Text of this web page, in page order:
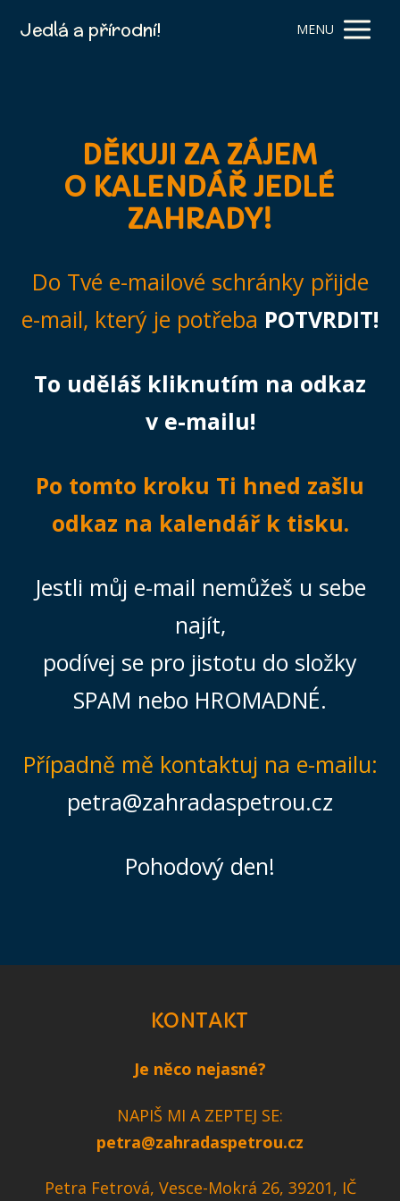
Jedlá a přírodní! MENU
DĚKUJI ZA ZÁJEM
O KALENDÁŘ JEDLÉ
ZAHRADY!
Do Tvé e-mailové schránky přijde
e-mail, který je potřeba POTVRDIT!
To uděláš kliknutím na odkaz
v e-mailu!
Po tomto kroku Ti hned zašlu
odkaz na kalendář k tisku.
Jestli můj e-mail nemůžeš u sebe
najít,
podívej se pro jistotu do složky
SPAM nebo HROMADNÉ.
Případně mě kontaktuj na e-mailu:
petra@zahradaspetrou.cz
Pohodový den!
KONTAKT
Je něco nejasné?
NAPIŠ MI A ZEPTEJ SE:
petra@zahradaspetrou.cz
Petra Fetrová, Vesce-Mokrá 26, 39201, IČ